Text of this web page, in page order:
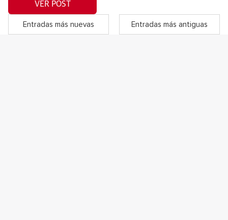
VER POST
Entradas más nuevas Entradas más antiguas